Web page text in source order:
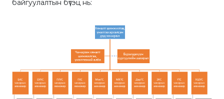
байгуулалтын бүтэц нь: